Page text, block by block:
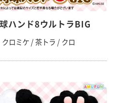
ハンド8ウルトラBIG
クロミケ / 茶トラ / クロ